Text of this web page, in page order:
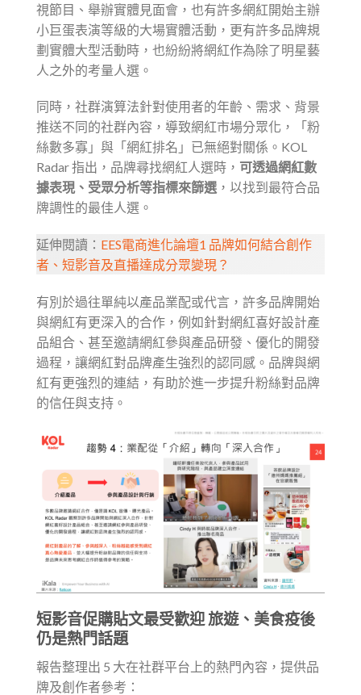
視節目、舉辦實體見面會，也有許多網紅開始主辦
小巨蛋表演等級的大場實體活動，更有許多品牌規
劃實體大型活動時，也紛紛將網紅作為除了明星藝
人之外的考量人選。
同時，社群演算法針對使用者的年齡、需求、背景
推送不同的社群內容，導致網紅市場分眾化，「粉
絲數多寡」與「網紅排名」已無絕對關係。KOL
Radar 指出，品牌尋找網紅人選時， 可透過網紅數
據表現、受眾分析等指標來篩選 ，以找到最符合品
牌調性的最佳人選。
延伸閱讀： EES電商進化論壇1 品牌如何結合創作
者、短影音及直播達成分眾變現？
有別於過往單純以產品業配或代言，許多品牌開始
與網紅有更深入的合作，例如針對網紅喜好設計產
品組合、甚至邀請網紅參與產品研發、優化的開發
過程，讓網紅對品牌產生強烈的認同感。品牌與網
紅有更強烈的連結，有助於進一步提升粉絲對品牌
的信任與支持。
短影音促購貼文最受歡迎 旅遊、美食疫後
仍是熱門話題
報告整理出 5 大在社群平台上的熱門內容，提供品
牌及創作者參考：